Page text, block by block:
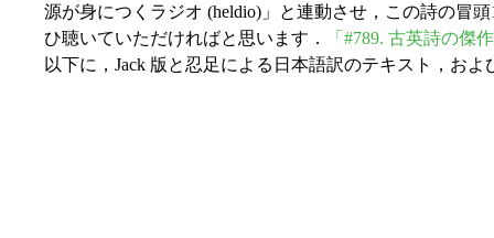
源が身につくラジオ (heldio)」と連動させ，この詩の冒
ひ聴いていただければと思います．
「#789. 古英詩の傑
以下に，Jack 版と忍足による日本語訳のテキスト，お